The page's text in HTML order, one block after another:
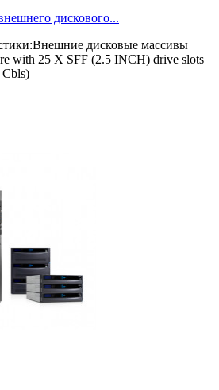
дискового...
дисковые массивы
with 25 X SFF (2.5 INCH) drive slots